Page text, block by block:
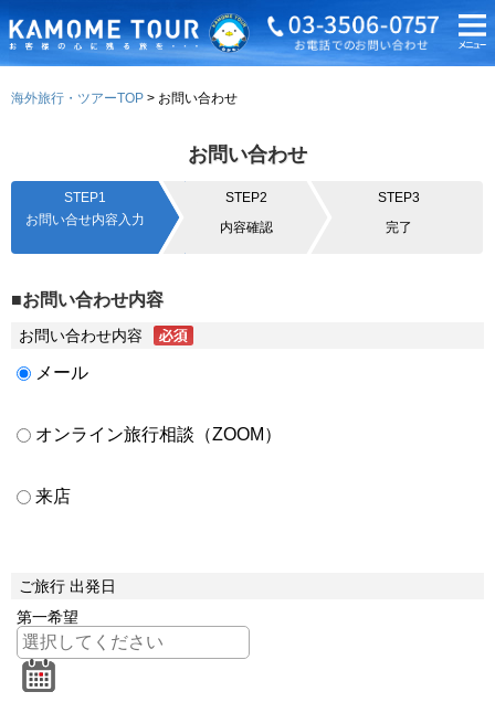
海外旅行・ツアーTOP お問い合わせ
お問い合わせ
STEP1
お問い合せ内容入力
STEP2
内容確認
STEP3
完了
■お問い合わせ内容
お問い合わせ内容
メール
オンライン旅行相談（ZOOM）
来店
ご旅行 出発日
第一希望